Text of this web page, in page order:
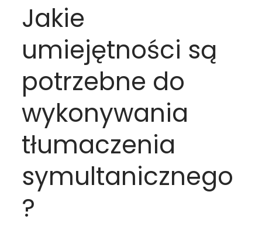
Jakie
umiejętności są
potrzebne do
wykonywania
tłumaczenia
symultanicznego
?